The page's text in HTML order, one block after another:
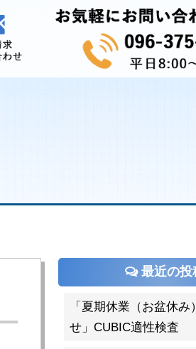
最近の投
「夏期休業（お盆休み
せ」CUBIC適性検査